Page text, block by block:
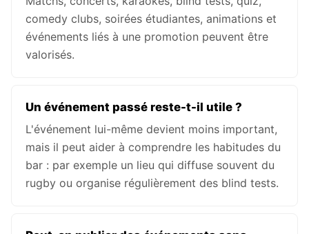
comedy clubs, soirées étudiantes, animations et
événements liés à une promotion peuvent être
valorisés.
Un événement passé reste-t-il utile ?
L'événement lui-même devient moins important,
mais il peut aider à comprendre les habitudes du
bar : par exemple un lieu qui diffuse souvent du
rugby ou organise régulièrement des blind tests.